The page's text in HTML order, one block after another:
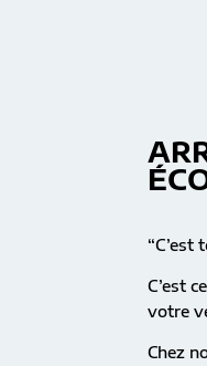
“C’est
C’est
votre
Chez